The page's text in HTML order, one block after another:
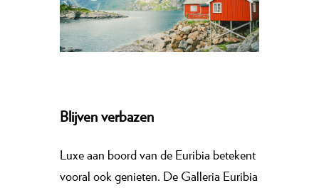
Blijven verbazen
Luxe aan boord van de Euribia betekent
vooral ook genieten. De Galleria Euribia